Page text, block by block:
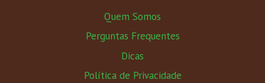
Quem Somos
Perguntas Frequentes
Dicas
Política de Privacidade